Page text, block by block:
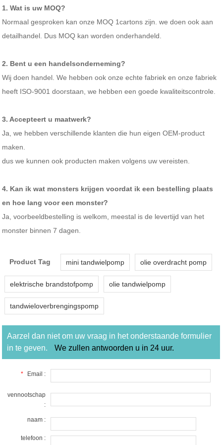
1. Wat is uw MOQ?
Normaal gesproken kan onze MOQ 1cartons zijn. we doen ook aan
detailhandel. Dus MOQ kan worden onderhandeld.
2. Bent u een handelsonderneming?
Wij doen handel. We hebben ook onze echte fabriek en onze fabriek
heeft ISO-9001 doorstaan, we hebben een goede kwaliteitscontrole.
3. Accepteert u maatwerk?
Ja, we hebben verschillende klanten die hun eigen OEM-product
maken.
dus we kunnen ook producten maken volgens uw vereisten.
4. Kan ik wat monsters krijgen voordat ik een bestelling plaats
en hoe lang voor een monster?
Ja, voorbeeldbestelling is welkom, meestal is de levertijd van het
monster binnen 7 dagen.
Product Tag mini tandwielpomp olie overdracht pomp
elektrische brandstofpomp olie tandwielpomp
tandwieloverbrengingspomp
Aarzel dan niet om uw vraag in het onderstaande formulier
in te geven.
We zullen antwoorden u in 24 uur.
* Email :
vennootschap
:
naam :
telefoon :